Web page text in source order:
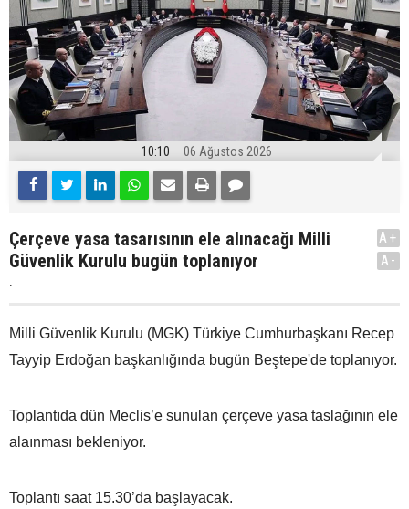
10:10 06 Ağustos 2026
Çerçeve yasa tasarısının ele alınacağı Milli
Güvenlik Kurulu bugün toplanıyor
.
A+
A-
Milli Güvenlik Kurulu (MGK) Türkiye Cumhurbaşkanı Recep
Tayyip Erdoğan başkanlığında bugün Beştepe'de toplanıyor.
Toplantıda dün Meclis’e sunulan çerçeve yasa taslağının ele
alaınması bekleniyor.
Toplantı saat 15.30’da başlayacak.